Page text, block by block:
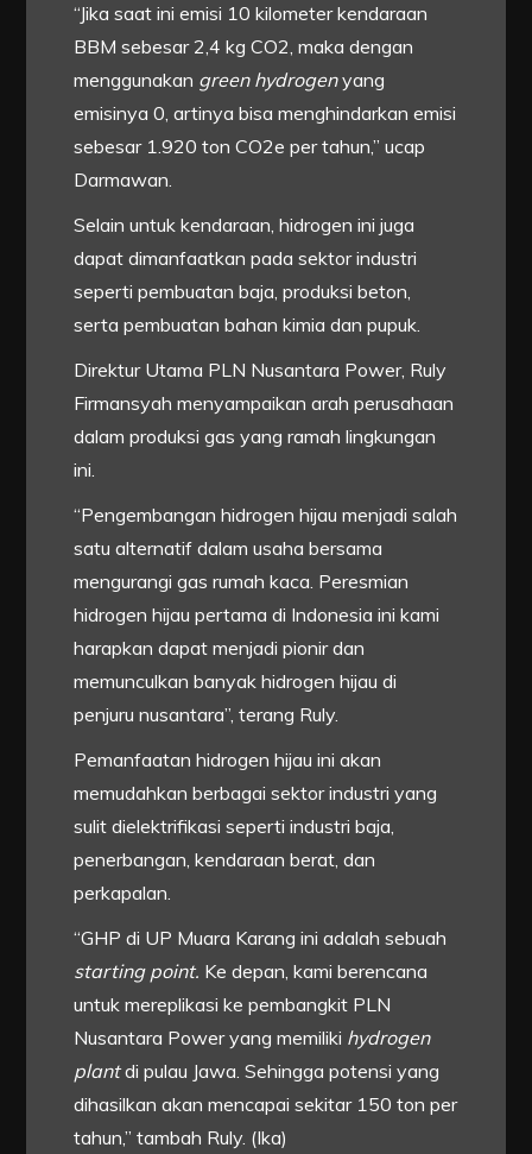
“Jika saat ini emisi 10 kilometer kendaraan
BBM sebesar 2,4 kg CO2, maka dengan
menggunakan green hydrogenyang
emisinya 0, artinya bisa menghindarkan emisi
sebesar 1.920 ton CO2e per tahun,” ucap
Darmawan.
Selain untuk kendaraan, hidrogen ini juga
dapat dimanfaatkan pada sektor industri
seperti pembuatan baja, produksi beton,
serta pembuatan bahan kimia dan pupuk.
Direktur Utama PLN Nusantara Power, Ruly
Firmansyah menyampaikan arah perusahaan
dalam produksi gas yang ramah lingkungan
ini.
“Pengembangan hidrogen hijau menjadi salah
satu alternatif dalam usaha bersama
mengurangi gas rumah kaca. Peresmian
hidrogen hijau pertama di Indonesia ini kami
harapkan dapat menjadi pionir dan
memunculkan banyak hidrogen hijau di
penjuru nusantara”, terang Ruly.
Pemanfaatan hidrogen hijau ini akan
memudahkan berbagai sektor industri yang
sulit dielektrifikasi seperti industri baja,
penerbangan, kendaraan berat, dan
perkapalan.
“GHP di UP Muara Karang ini adalah sebuah
starting point. Ke depan, kami berencana
untuk mereplikasi ke pembangkit PLN
Nusantara Power yang memiliki hydrogen
plantdi pulau Jawa. Sehingga potensi yang
dihasilkan akan mencapai sekitar 150 ton per
tahun,” tambah Ruly. (Ika)